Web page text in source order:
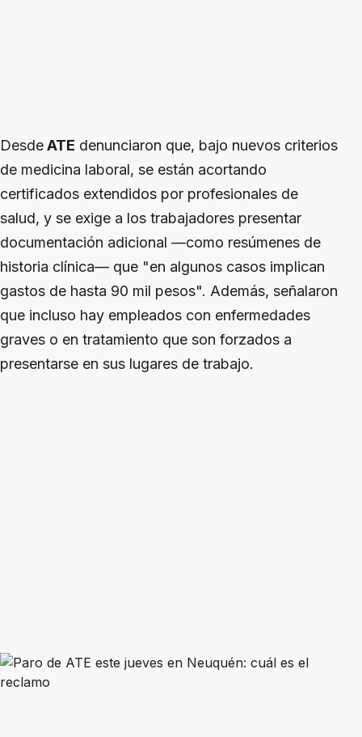
DesdeATE denunciaron que, bajo nuevos criterios
de medicina laboral, se están acortando
certificados extendidos por profesionales de
salud, y se exige a los trabajadores presentar
documentación adicional —como resúmenes de
historia clínica— que "en algunos casos implican
gastos de hasta 90 mil pesos". Además, señalaron
que incluso hay empleados con enfermedades
graves o en tratamiento que son forzados a
presentarse en sus lugares de trabajo.